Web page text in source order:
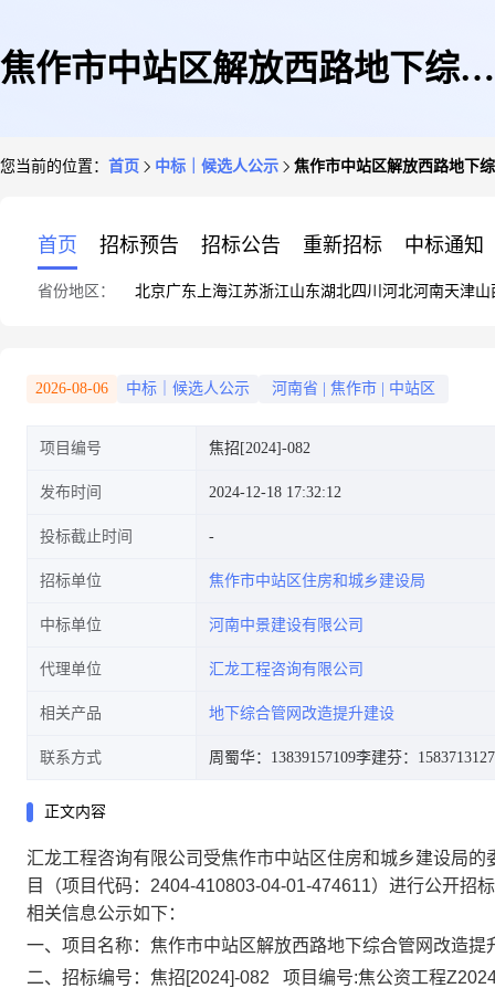
焦作市中站区解放西路地下综合
您当前的位置： 首页 中标｜候选人公示 焦作市中站区解放西路地下
首页 招标预告 招标公告 重新招标 中标通知
省份地区： 北京广东 上海江苏浙江山东湖北四川 河北河南天津山
2026-08-06 中标｜候选人公示 河南省 焦作市 中站区
项目编号 焦招[2024]-082
发布时间 2024-12-18 17:32:12
投标截止时间
招标单位 焦作市中站区住房和城乡建设局
中标单位 河南中景建设有限公司
代理单位 汇龙工程咨询有限公司
相关产品 地下综合管网改造提升建设
联系方式 周蜀华：13839157109李建芬：
正文内容
汇龙工程咨询有限公司受焦作市中站区住房和城乡建设局的
目
（项目代码： 2404-410803-04-01-474611）进行公开招
相关信息公示如下：
一、 项目名称： 焦作市中站区解放西路地下综合管网改造提
二、 招标编号： 焦招[2024]-082 项目编号:焦公资工程